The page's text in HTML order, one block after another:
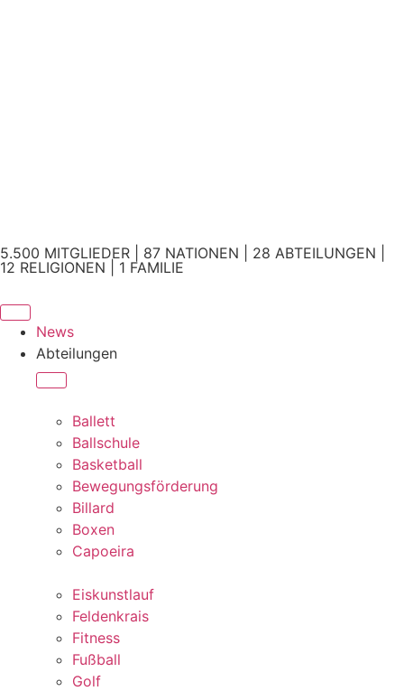
5.500 MITGLIEDER | 87 NATIONEN | 28 ABTEILUNGEN |
12 RELIGIONEN | 1 FAMILIE
News
Abteilungen
Ballett
Ballschule
Basketball
Bewegungsförderung
Billard
Boxen
Capoeira
Eiskunstlauf
Feldenkrais
Fitness
Fußball
Golf